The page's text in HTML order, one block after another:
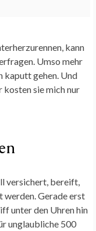
kann
Umso mehr
kaputt gehen. Und
kosten sie mich nur
versichert, bereift,
Gerade erst
unter den Uhren hin
unglaubliche 500